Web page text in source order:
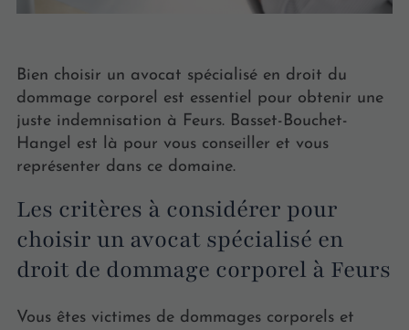
Bien choisir un avocat spécialisé en droit du
dommage corporel est essentiel pour obtenir une
juste indemnisation à Feurs. Basset-Bouchet-
Hangel est là pour vous conseiller et vous
représenter dans ce domaine.
Les critères à considérer pour
choisir un avocat spécialisé en
droit de dommage corporel à Feurs
Vous êtes victimes de dommages corporels et